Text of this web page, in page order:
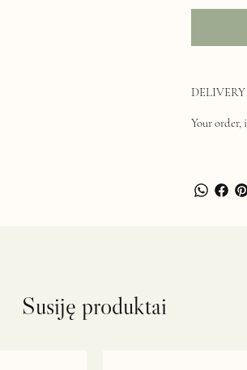
Your order,
Susiję produktai